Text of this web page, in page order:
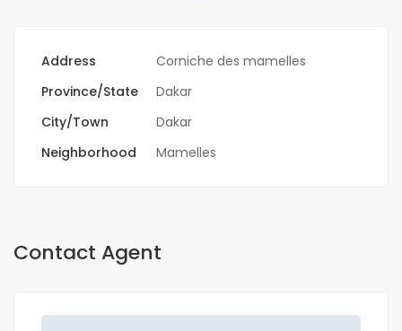
Address
Corniche des mamelles
Province/State
Dakar
City/Town
Dakar
Neighborhood
Mamelles
Contact Agent